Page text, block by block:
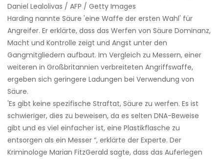
Daniel Lealolivas / AFP / Getty Images
Harding nannte Säure 'eine Waffe der ersten Wahl' für
Angreifer. Er erklärte, dass das Werfen von Säure Dominanz,
Macht und Kontrolle zeigt und Angst unter den
Gangmitgliedern aufbaut. Im Vergleich zu Messern, einer
weiteren in Großbritannien verbreiteten Angriffswaffe,
ergeben sich geringere Ladungen bei Verwendung von
Säure.
'Es gibt keine spezifische Straftat, Säure zu werfen. Es ist
schwieriger, dies zu beweisen, da es selten DNA-Beweise
gibt und es viel einfacher ist, eine Plastikflasche zu
entsorgen als ein Messer “, erklärte der Experte. Der
Kriminologe Marian FitzGerald sagte, dass das Auferlegen